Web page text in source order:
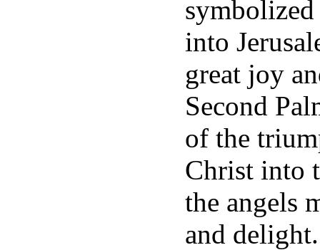
into
great joy
Second
of the
Christ into
the angels
and delight.